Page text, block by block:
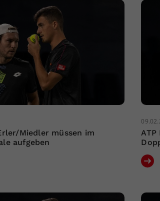
Miedler müssen im
aufgeben